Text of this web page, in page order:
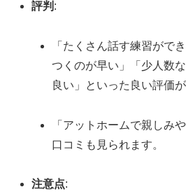
評判 :
「たくさん話す練習がで
つくのが早い」「少人数
良い」といった良い評価が
「アットホームで親しみ
口コミも見られます。
注意点: